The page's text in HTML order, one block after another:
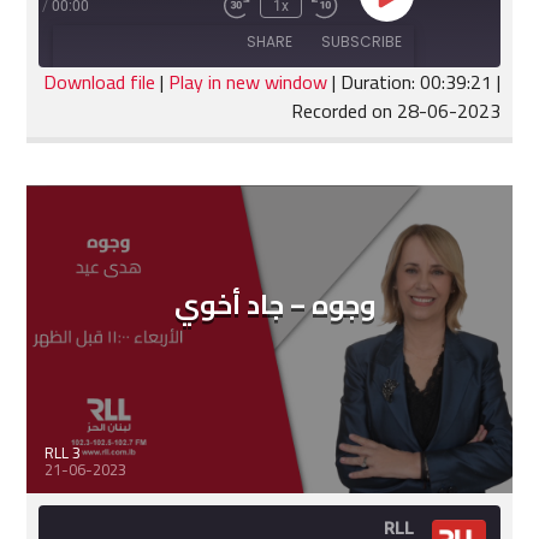
Episode
Rewind
10
Seconds
1x
Fast
seconds
00:00
/
SUBSCRIBE
SHARE
RSS FEED
SHARE
EMBED
Download file| Play in new window| Duration: 00:39:21 |
Recorded on 28-06-2023
وجوه – جاد أخوي
RLL 3
21-06-2023
RLL